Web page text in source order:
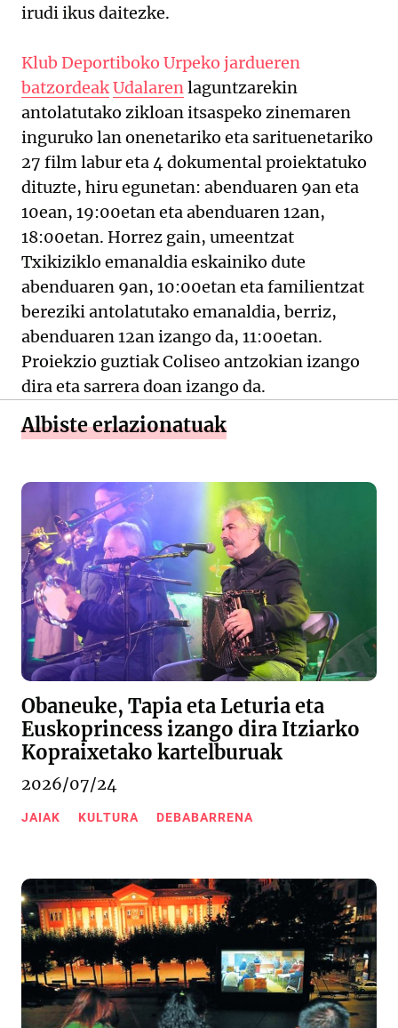
irudi ikus daitezke.
Klub Deportiboko Urpeko jardueren
batzordeakUdalarenlaguntzarekin
antolatutako zikloan itsaspeko zinemaren
inguruko lan onenetariko eta sarituenetariko
27 film labur eta 4 dokumental proiektatuko
dituzte, hiru egunetan: abenduaren 9an eta
10ean, 19:00etan eta abenduaren 12an,
18:00etan. Horrez gain, umeentzat
Txikiziklo emanaldia eskainiko dute
abenduaren 9an, 10:00etan eta familientzat
bereziki antolatutako emanaldia, berriz,
abenduaren 12an izango da, 11:00etan.
Proiekzio guztiak Coliseo antzokian izango
dira eta sarrera doan izango da.
Albiste erlazionatuak
Obaneuke, Tapia eta Leturia eta
Euskoprincess izango dira Itziarko
Kopraixetako kartelburuak
2026/07/24
JAIAK KULTURA DEBABARRENA